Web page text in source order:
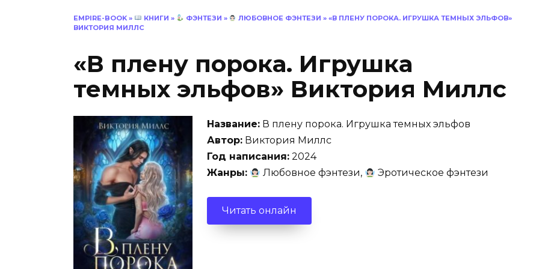
EMPIRE-BOOK » КНИГИ » ФЭНТЕЗИ » ЛЮБОВНОЕ ФЭНТЕЗИ »«В ПЛЕНУ ПОРОКА. ИГРУШКА ТЕМНЫХ ЭЛЬФОВ»
ВИКТОРИЯ МИЛЛС
«В плену порока. Игрушка
темных эльфов» Виктория Миллс
Название: В плену порока. Игрушка темных эльфов
Автор: Виктория Миллс
Год написания: 2024
Жанры:
Любовное фэнтези, Эротическое фэнтези
Читать онлайн